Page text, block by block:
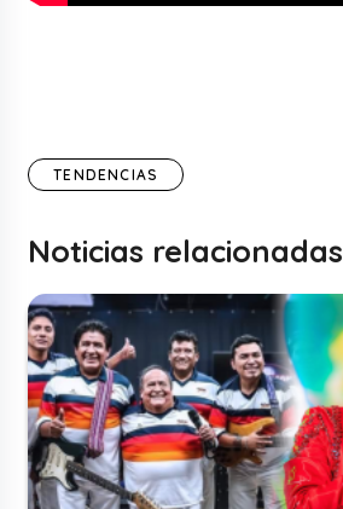
TENDENCIAS
Noticias relacionadas